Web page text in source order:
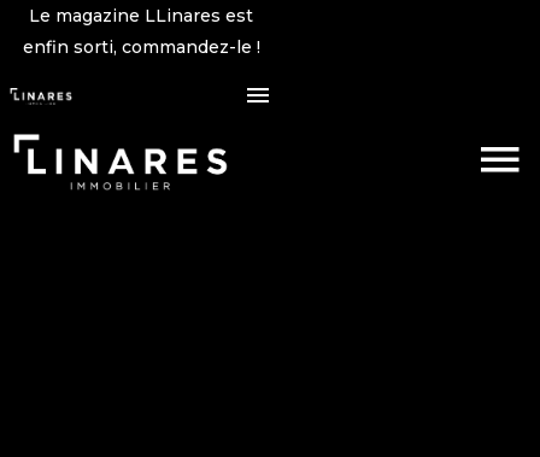
Le magazine LLinares est
enfin sorti, commandez-le !